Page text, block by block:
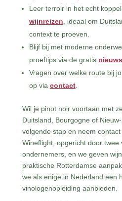
Leer terroir in het echt
wijnreizen , ideaal om
context te proeven.
Blijf bij met moderne
proeftips via de gratis
Vragen over welke route bij
op via contact.
Wil je pinot noir voortaan met
Duitsland, Bourgogne of
volgende stap en neem
Wineflight, opgericht door twee
ondernemers, en we geven
praktische Rotterdamse
we als enige in Nederland een
vinologenopleiding aanbieden.